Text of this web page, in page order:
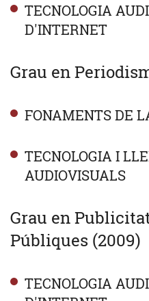
TECNOLOGIA
D'INTERNET
Grau en
FONAMENTS DE
TECNOLOGIA I
AUDIOVISUALS
Grau en
Públiques (2009)
TECNOLOGIA